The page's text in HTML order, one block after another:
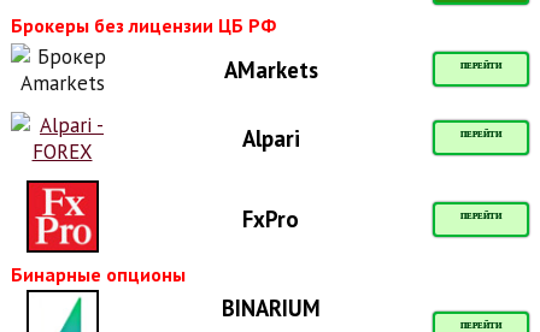
Брокеры без лицензии ЦБ РФ
AMarkets ПЕРЕЙТИ
Alpari ПЕРЕЙТИ
FxPro ПЕРЕЙТИ
Бинарные опционы
BINARIUM
ПЕРЕЙТИ